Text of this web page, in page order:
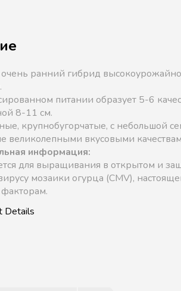
ранний гибрид
питании образует 5-6
8-11 см.
крупнобугорчатые, с небольшой
великолепными вкусовыми
информация:
для выращивания в открытом и
мозаики огурца (CMV),